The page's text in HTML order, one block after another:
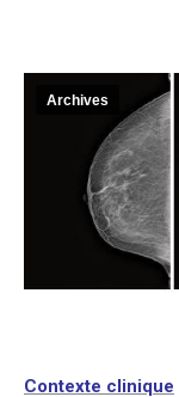
Archives
Contexte clinique